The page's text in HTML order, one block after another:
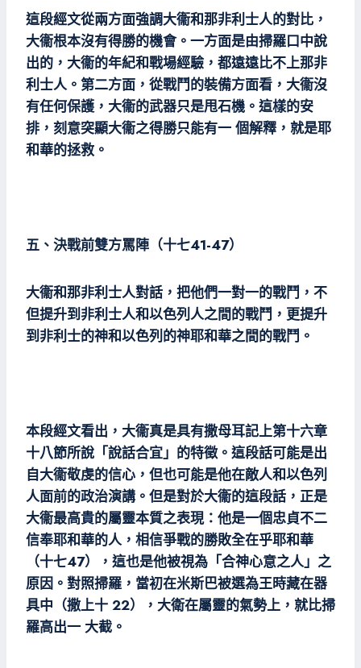
這段經文從兩方面強調大衞和那非利士人的對比，
大衞根本沒有得勝的機會。一方面是由掃羅口中說
出的，大衞的年紀和戰場經驗，都遠遠比不上那非
利士人。第二方面，從戰鬥的裝備方面看，大衞沒
有任何保護，大衞的武器只是甩石機。這樣的安
排，刻意突顯大衞之得勝只能有一 個解釋，就是耶
和華的拯救。
五、決戰前雙方罵陣（十七41-47）
大衞和那非利士人對話，把他們一對一的戰鬥，不
但提升到非利士人和以色列人之間的戰鬥，更提升
到非利士的神和以色列的神耶和華之間的戰鬥。
本段經文看出，大衞真是具有撒母耳記上第十六章
十八節所說「說話合宜」的特徵。這段話可能是出
自大衞敬虔的信心，但也可能是他在敵人和以色列
人面前的政治演講。但是對於大衞的這段話，正是
大衞最高貴的屬靈本質之表現：他是一個忠貞不二
信奉耶和華的人，相信爭戰的勝敗全在乎耶和華
（十七47），這也是他被視為「合神心意之人」之
原因。對照掃羅，當初在米斯巴被選為王時藏在器
具中（撒上十 22），大衛在屬靈的氣勢上，就比掃
羅高出一 大截。